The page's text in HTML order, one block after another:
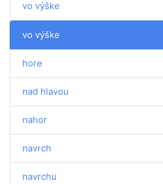
vo výške
vo výške
hore
nad hlavou
nahor
navrch
navrchu